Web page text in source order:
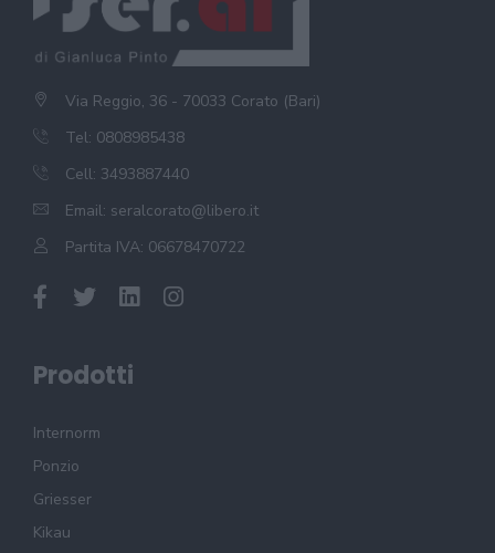
Via Reggio, 36 - 70033 Corato (Bari)
Tel: 0808985438
Cell: 3493887440
Email: seralcorato@libero.it
Partita IVA: 06678470722
Prodotti
Internorm
Ponzio
Griesser
Kikau